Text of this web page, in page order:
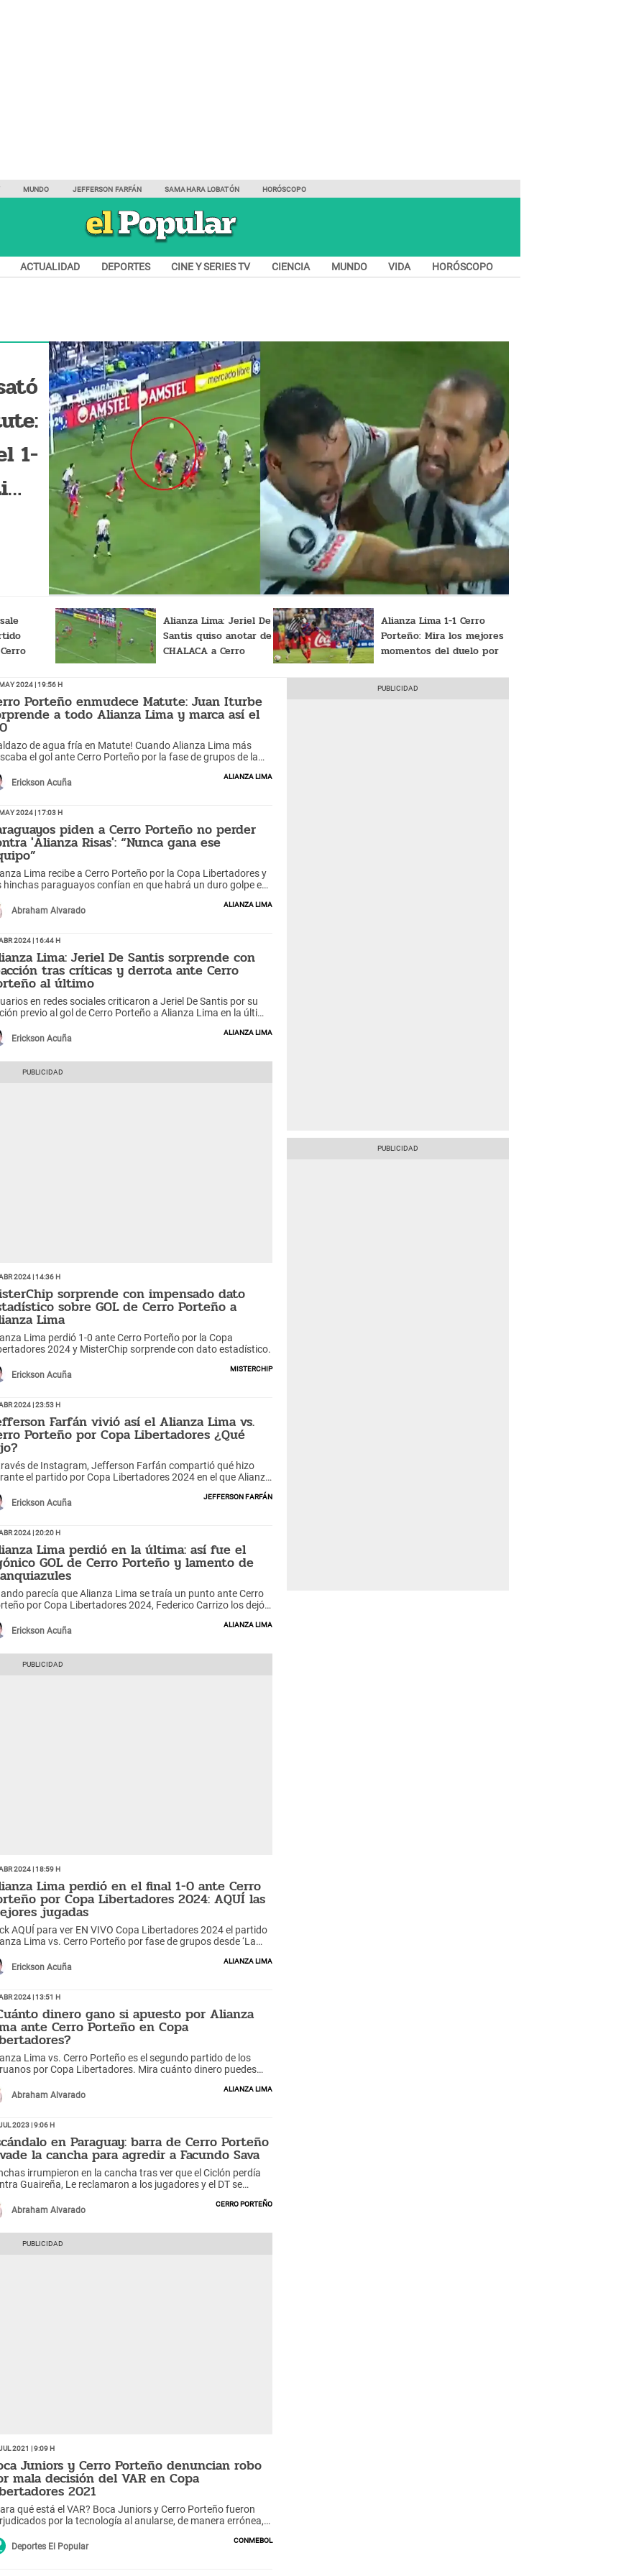
MUNDO JEFFERSON FARFÁN SAMAHARA LOBATÓN HORÓSCOPO
ACTUALIDAD DEPORTES CINE Y SERIES TV CIENCIA MUNDO VIDA HORÓSCOPO
1-
Alianza Lima: Jeriel De
Santis quiso anotar de
CHALACA a Cerro
Alianza Lima 1-1 Cerro
Porteño: Mira los mejores
momentos del duelo por
2024 | 19:56 h
Porteño enmudece Matute: Juan Iturbe
a todo Alianza Lima y marca así el
de agua fría en Matute! Cuando Alianza Lima más
el gol ante Cerro Porteño por la fase de grupos de la
para vencer al portero Ángelo Campos.
Erickson Acuña
Alianza Lima
2024 | 17:03 h
piden a Cerro Porteño no perder
'Alianza Risas': “Nunca gana ese
Lima recibe a Cerro Porteño por la Copa Libertadores y
hinchas paraguayos confían en que habrá un duro golpe en
Abraham Alvarado
Alianza Lima
2024 | 16:44 h
Lima: Jeriel De Santis sorprende con
tras críticas y derrota ante Cerro
al último
en redes sociales criticaron a Jeriel De Santis por su
previo al gol de Cerro Porteño a Alianza Lima en la última
Erickson Acuña
Alianza Lima
2024 | 14:36 h
sorprende con impensado dato
sobre GOL de Cerro Porteño a
Lima
Lima perdió 1-0 ante Cerro Porteño por la Copa
2024 y MisterChip sorprende con dato estadístico.
Erickson Acuña
MisterChip
2024 | 23:53 h
Farfán vivió así el Alianza Lima vs.
Porteño por Copa Libertadores ¿Qué
de Instagram, Jefferson Farfán compartió qué hizo
el partido por Copa Libertadores 2024 en el que Alianza
Erickson Acuña
Jefferson Farfán
2024 | 20:20 h
Lima perdió en la última: así fue el
GOL de Cerro Porteño y lamento de
parecía que Alianza Lima se traía un punto ante Cerro
por Copa Libertadores 2024, Federico Carrizo los dejó
Erickson Acuña
Alianza Lima
2024 | 18:59 h
Lima perdió en el final 1-0 ante Cerro
por Copa Libertadores 2024: AQUÍ las
jugadas
AQUÍ para ver EN VIVO Copa Libertadores 2024 el partido
Lima vs. Cerro Porteño por fase de grupos desde ‘La
Erickson Acuña
Alianza Lima
2024 | 13:51 h
dinero gano si apuesto por Alianza
ante Cerro Porteño en Copa
Lima vs. Cerro Porteño es el segundo partido de los
por Copa Libertadores. Mira cuánto dinero puedes
Abraham Alvarado
Alianza Lima
2023 | 9:06 h
en Paraguay: barra de Cerro Porteño
la cancha para agredir a Facundo Sava
irrumpieron en la cancha tras ver que el Ciclón perdía
Guaireña, Le reclamaron a los jugadores y el DT se
Abraham Alvarado
Cerro Porteño
2021 | 9:09 h
Juniors y Cerro Porteño denuncian robo
mala decisión del VAR en Copa
2021
qué está el VAR? Boca Juniors y Cerro Porteño fueron
por la tecnología al anularse, de manera errónea,
Deportes El Popular
Conmebol